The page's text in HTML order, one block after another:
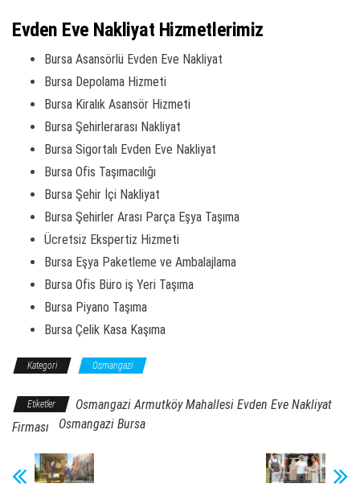
Evden Eve Nakliyat Hizmetlerimiz
Bursa Asansörlü Evden Eve Nakliyat
Bursa Depolama Hizmeti
Bursa Kiralık Asansör Hizmeti
Bursa Şehirlerarası Nakliyat
Bursa Sigortalı Evden Eve Nakliyat
Bursa Ofis Taşımacılığı
Bursa Şehir İçi Nakliyat
Bursa Şehirler Arası Parça Eşya Taşıma
Ücretsiz Ekspertiz Hizmeti
Bursa Eşya Paketleme ve Ambalajlama
Bursa Ofis Büro iş Yeri Taşıma
Bursa Piyano Taşıma
Bursa Çelik Kasa Kaşıma
Kategori Osmangazi
Etiketler
Osmangazi Armutköy Mahallesi Evden Eve Nakliyat
Firması
Osmangazi Bursa